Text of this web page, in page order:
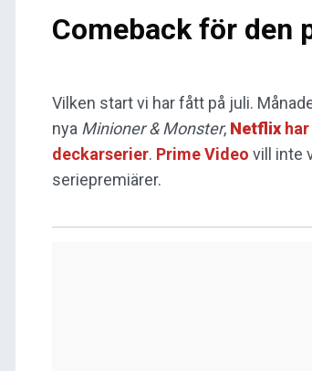
Comeback för den
Vilken start vi har fått på juli.
nya Minioner & Monster, Netflix
deckarserier. Prime Video vill inte
seriepremiärer.